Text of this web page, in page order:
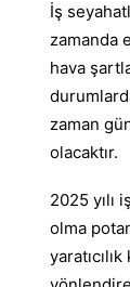
İş
zamanda
hava
zaman
olacaktır.
2025 yılı
olma